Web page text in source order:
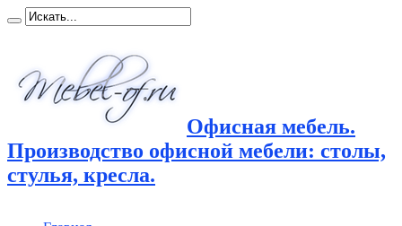
Офисная мебель.
Производство офисной мебели: столы,
стулья, кресла.